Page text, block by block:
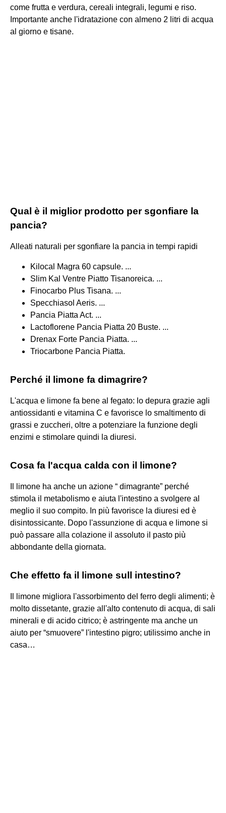
come frutta e verdura, cereali integrali, legumi e riso.
Importante anche l'idratazione con almeno 2 litri di acqua
al giorno e tisane.
Qual è il miglior prodotto per sgonfiare la
pancia?
Alleati naturali per sgonfiare la pancia in tempi rapidi
Kilocal Magra 60 capsule. ...
Slim Kal Ventre Piatto Tisanoreica. ...
Finocarbo Plus Tisana. ...
Specchiasol Aeris. ...
Pancia Piatta Act. ...
Lactoflorene Pancia Piatta 20 Buste. ...
Drenax Forte Pancia Piatta. ...
Triocarbone Pancia Piatta.
Perché il limone fa dimagrire?
L'acqua e limone fa bene al fegato: lo depura grazie agli
antiossidanti e vitamina C e favorisce lo smaltimento di
grassi e zuccheri, oltre a potenziare la funzione degli
enzimi e stimolare quindi la diuresi.
Cosa fa l'acqua calda con il limone?
Il limone ha anche un azione “ dimagrante” perché
stimola il metabolismo e aiuta l'intestino a svolgere al
meglio il suo compito. In più favorisce la diuresi ed è
disintossicante. Dopo l'assunzione di acqua e limone si
può passare alla colazione il assoluto il pasto più
abbondante della giornata.
Che effetto fa il limone sull intestino?
Il limone migliora l'assorbimento del ferro degli alimenti; è
molto dissetante, grazie all'alto contenuto di acqua, di sali
minerali e di acido citrico; è astringente ma anche un
aiuto per “smuovere” l'intestino pigro; utilissimo anche in
casa…